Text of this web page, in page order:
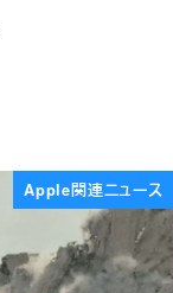
Apple関連ニュース